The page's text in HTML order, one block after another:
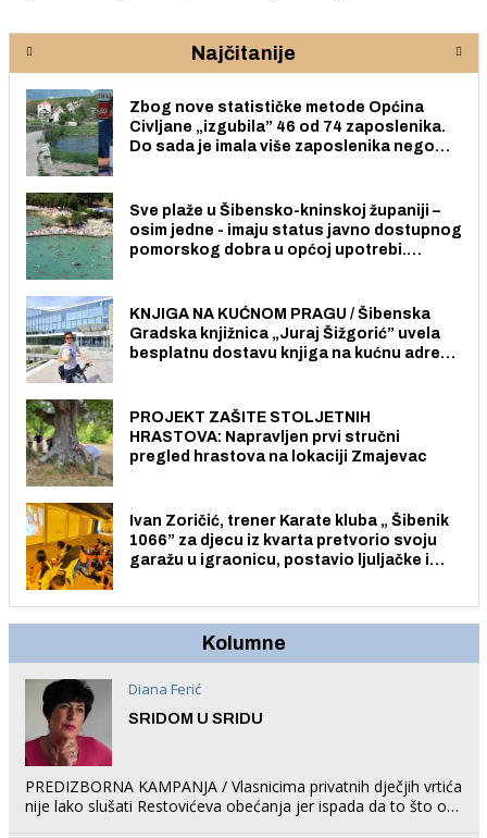
Najčitanije
Zbog nove statističke metode Općina
Civljane „izgubila” 46 od 74 zaposlenika.
Do sada je imala više zaposlenika nego
Sve plaže u Šibensko-kninskoj županiji –
osim jedne - imaju status javno dostupnog
pomorskog dobra u općoj upotrebi.
KNJIGA NA KUĆNOM PRAGU / Šibenska
Gradska knjižnica „Juraj Šižgorić” uvela
besplatnu dostavu knjiga na kućnu adresu
PROJEKT ZAŠITE STOLJETNIH
HRASTOVA: Napravljen prvi stručni
pregled hrastova na lokaciji Zmajevac
Ivan Zoričić, trener Karate kluba „ Šibenik
1066” za djecu iz kvarta pretvorio svoju
garažu u igraonicu, postavio ljuljačke i
Kolumne
Diana Ferić
SRIDOM U SRIDU
PREDIZBORNA KAMPANJA / Vlasnicima privatnih dječjih vrtića
nije lako slušati Restovićeva obećanja jer ispada da to što oni